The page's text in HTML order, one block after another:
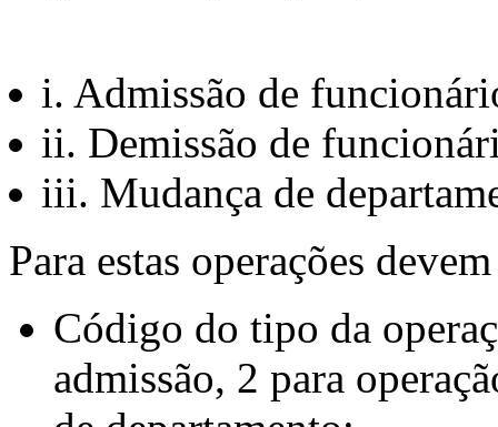
i. Admissão de
ii. Demissão de
iii. Mudança de
Para estas operações
Código do tipo da
admissão, 2 para